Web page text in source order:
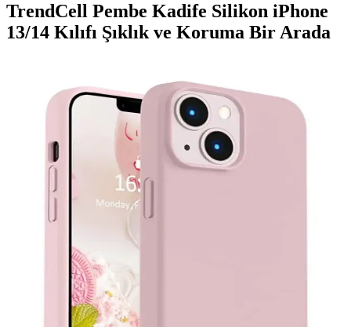
TrendCell Pembe Kadife Silikon iPhone
13/14 Kılıfı Şıklık ve Koruma Bir Arada